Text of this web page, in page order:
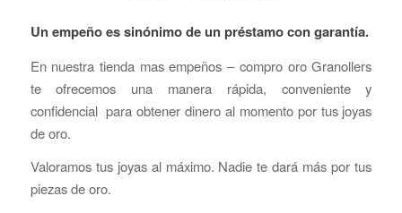
Un empeño es sinónimo de un préstamo con garantía.
En nuestra tienda mas empeños – compro oro Granollers
te ofrecemos una manera rápida, conveniente y
confidencial para obtener dinero al momento por tus joyas
de oro.
Valoramos tus joyas al máximo. Nadie te dará más por tus
piezas de oro.